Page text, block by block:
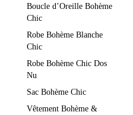
Boucle d’Oreille Bohème
Chic
Robe Bohème Blanche
Chic
Robe Bohème Chic Dos
Nu
Sac Bohème Chic
Vêtement Bohème &